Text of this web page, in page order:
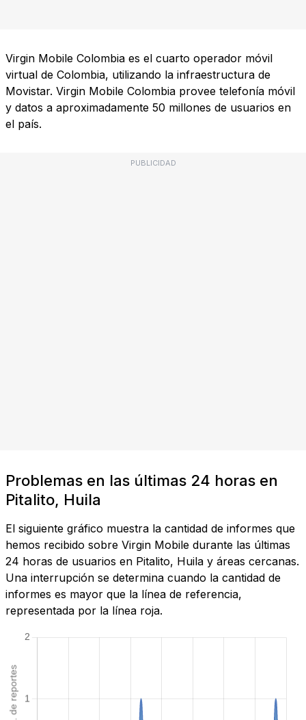
Virgin Mobile Colombia es el cuarto operador móvil
virtual de Colombia, utilizando la infraestructura de
Movistar. Virgin Mobile Colombia provee telefonía móvil
y datos a aproximadamente 50 millones de usuarios en
el país.
PUBLICIDAD
Problemas en las últimas 24 horas en
Pitalito, Huila
El siguiente gráfico muestra la cantidad de informes que
hemos recibido sobre Virgin Mobile durante las últimas
24 horas de usuarios en Pitalito, Huila y áreas cercanas.
Una interrupción se determina cuando la cantidad de
informes es mayor que la línea de referencia,
representada por la línea roja.